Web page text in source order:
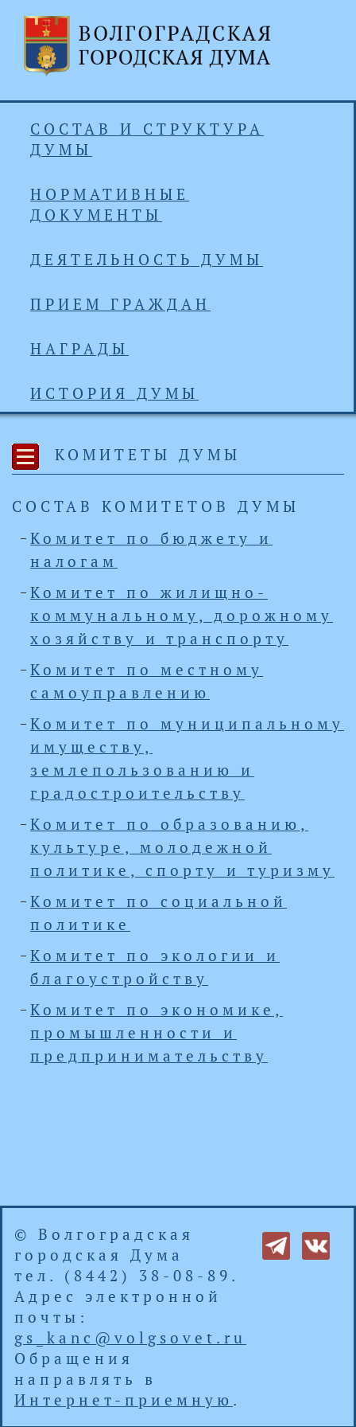
СОСТАВ И СТРУКТУРА
ДУМЫ
НОРМАТИВНЫЕ
ДОКУМЕНТЫ
ДЕЯТЕЛЬНОСТЬ ДУМЫ
ПРИЕМ ГРАЖДАН
НАГРАДЫ
ИСТОРИЯ ДУМЫ
КОМИТЕТЫ ДУМЫ
СОСТАВ КОМИТЕТОВ ДУМЫ
Комитет по бюджету и
налогам
Комитет по жилищно-
коммунальному, дорожному
хозяйству и транспорту
Комитет по местному
самоуправлению
Комитет по муниципальному
имуществу,
землепользованию и
градостроительству
Комитет по образованию,
культуре, молодежной
политике, спорту и туризму
Комитет по социальной
политике
Комитет по экологии и
благоустройству
Комитет по экономике,
промышленности и
предпринимательству
© Волгоградская
городская Дума
тел. (8442) 38-08-89.
Адрес электронной
почты:
gs_kanc@volgsovet.ru
Обращения
направлять в
Интернет-приемную .